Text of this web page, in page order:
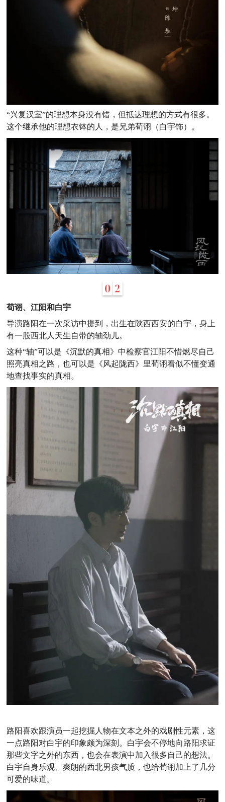
“兴复汉室”的理想本身没有错，但抵达理想的方式有很多。
这个继承他的理想衣钵的人，是兄弟荀诩（白宇饰）。
荀诩、江阳和白宇
导演路阳在一次采访中提到，出生在陕西西安的白宇，身上
有一股西北人天生自带的轴劲儿。
这种“轴”可以是《沉默的真相》中检察官江阳不惜燃尽自己
照亮真相之路，也可以是《风起陇西》里荀诩看似不懂变通
地查找事实的真相。
路阳喜欢跟演员一起挖掘人物在文本之外的戏剧性元素，这
一点路阳对白宇的印象颇为深刻。 白宇会不停地向路阳求证
那些文字之外的东西，也会在表演中加入很多自己的想法。
白宇自身乐观、爽朗的西北男孩气质，也给荀诩加上了几分
可爱的味道。